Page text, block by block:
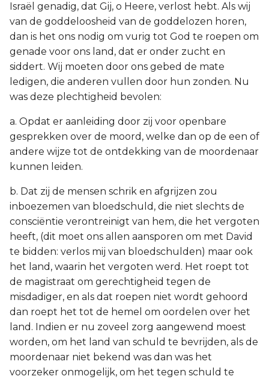
Israël genadig, dat Gij, o Heere, verlost hebt. Als wij
van de goddeloosheid van de goddelozen horen,
dan is het ons nodig om vurig tot God te roepen om
genade voor ons land, dat er onder zucht en
siddert. Wij moeten door ons gebed de mate
ledigen, die anderen vullen door hun zonden. Nu
was deze plechtigheid bevolen:
a. Opdat er aanleiding door zij voor openbare
gesprekken over de moord, welke dan op de een of
andere wijze tot de ontdekking van de moordenaar
kunnen leiden.
b. Dat zij de mensen schrik en afgrijzen zou
inboezemen van bloedschuld, die niet slechts de
consciëntie verontreinigt van hem, die het vergoten
heeft, (dit moet ons allen aansporen om met David
te bidden: verlos mij van bloedschulden) maar ook
het land, waarin het vergoten werd. Het roept tot
de magistraat om gerechtigheid tegen de
misdadiger, en als dat roepen niet wordt gehoord
dan roept het tot de hemel om oordelen over het
land. Indien er nu zoveel zorg aangewend moest
worden, om het land van schuld te bevrijden, als de
moordenaar niet bekend was dan was het
voorzeker onmogelijk, om het tegen schuld te